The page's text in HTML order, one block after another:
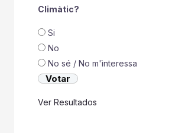
Climàtic?
Si
No
No sé / No m'ìnteressa
Ver Resultados